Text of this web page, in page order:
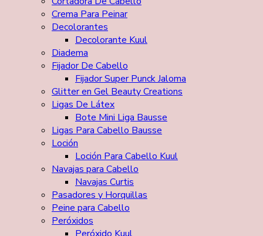
Crema Para Peinar
Decolorantes
Decolorante Kuul
Diadema
Fijador De Cabello
Fijador Super Punck Jaloma
Glitter en Gel Beauty Creations
Ligas De Látex
Bote Mini Liga Bausse
Ligas Para Cabello Bausse
Loción
Loción Para Cabello Kuul
Navajas para Cabello
Navajas Curtis
Pasadores y Horquillas
Peine para Cabello
Peróxidos